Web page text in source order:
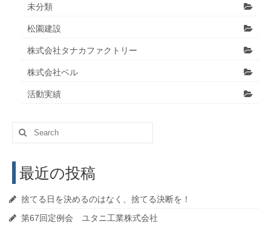
未分類
松園建設
株式会社タナカファクトリー
株式会社ベル
活動実績
Search
for:
最近の投稿
捨てる日を決めるのはなく、捨てる決断を！
第67回定例会 ユタニ工業株式会社